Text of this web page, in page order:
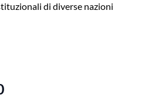
di diverse nazioni